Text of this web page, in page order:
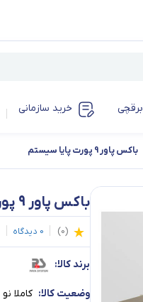
خرید سازمانی
باکس پاور 9 پورت پایا سیستم
باکس پاور 9 پورت پایا سیستم
(
0
)
0 دیدگاه
برند کالا:
وضعیت کالا: کاملا نو